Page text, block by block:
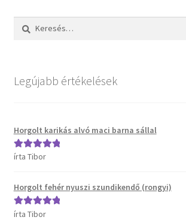
Keresés:
Legújabb értékelések
Horgolt karikás alvó maci barna sállal
Értékelés:
írta Tibor
Horgolt fehér nyuszi szundikendő (rongyi)
Értékelés:
írta Tibor